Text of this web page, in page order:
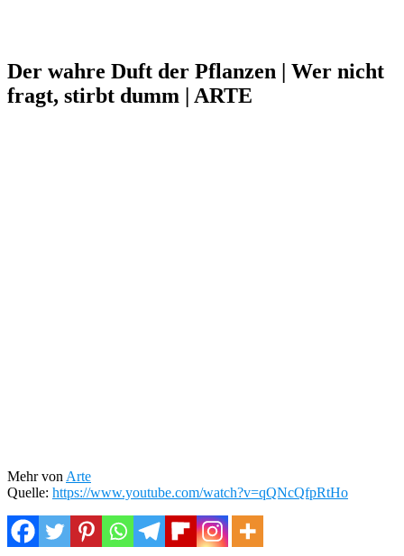
Der wahre Duft der Pflanzen | Wer nicht
fragt, stirbt dumm | ARTE
Mehr von Arte
Quelle: https://www.youtube.com/watch?v=qQNcQfpRtHo